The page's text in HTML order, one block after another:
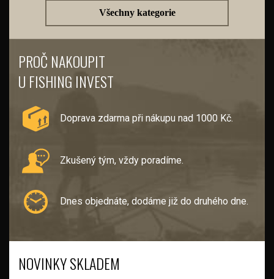
Všechny kategorie
PROČ NAKOUPIT
U FISHING INVEST
Doprava zdarma při nákupu nad 1000 Kč.
Zkušený tým, vždy poradíme.
Dnes objednáte, dodáme již do druhého dne.
NOVINKY SKLADEM